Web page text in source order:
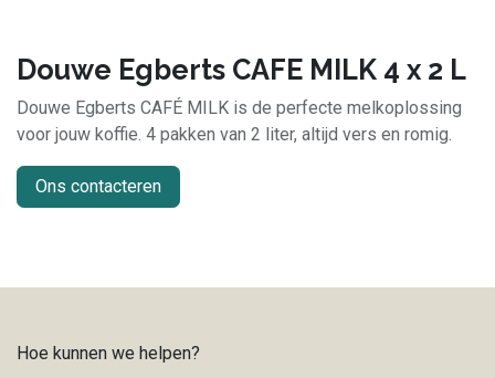
Douwe Egberts CAFE MILK 4 x 2 L
Douwe Egberts CAFÉ MILK is de perfecte melkoplossing
voor jouw koffie. 4 pakken van 2 liter, altijd vers en romig.
Ons contacteren
Hoe kunnen we helpen?